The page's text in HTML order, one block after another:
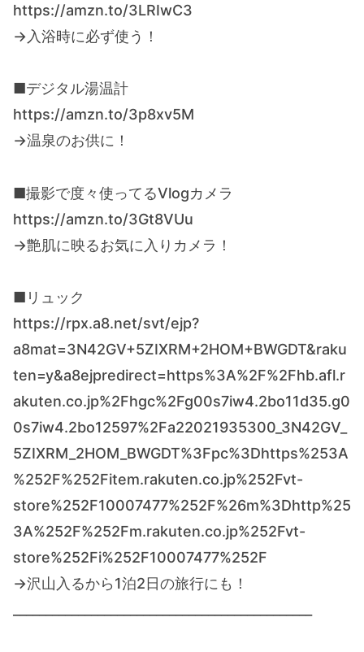
https://amzn.to/3LRIwC3
→入浴時に必ず使う！
■デジタル湯温計
https://amzn.to/3p8xv5M
→温泉のお供に！
■撮影で度々使ってるVlogカメラ
https://amzn.to/3Gt8VUu
→艶肌に映るお気に入りカメラ！
■リュック
https://rpx.a8.net/svt/ejp?
a8mat=3N42GV+5ZIXRM+2HOM+BWGDT&raku
ten=y&a8ejpredirect=https%3A%2F%2Fhb.afl.r
akuten.co.jp%2Fhgc%2Fg00s7iw4.2bo11d35.g0
0s7iw4.2bo12597%2Fa22021935300_3N42GV_
5ZIXRM_2HOM_BWGDT%3Fpc%3Dhttps%253A
%252F%252Fitem.rakuten.co.jp%252Fvt-
store%252F10007477%252F%26m%3Dhttp%25
3A%252F%252Fm.rakuten.co.jp%252Fvt-
store%252Fi%252F10007477%252F
→沢山入るから1泊2日の旅行にも！